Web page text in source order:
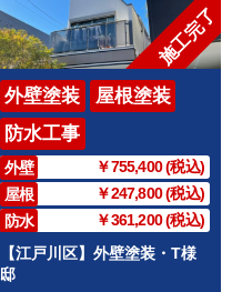
施工完了
外壁塗装
屋根塗装
防水工事
外壁
￥755,400 (税込)
屋根
￥247,800 (税込)
防水
￥361,200 (税込)
【江戸川区】外壁塗装・T様
邸